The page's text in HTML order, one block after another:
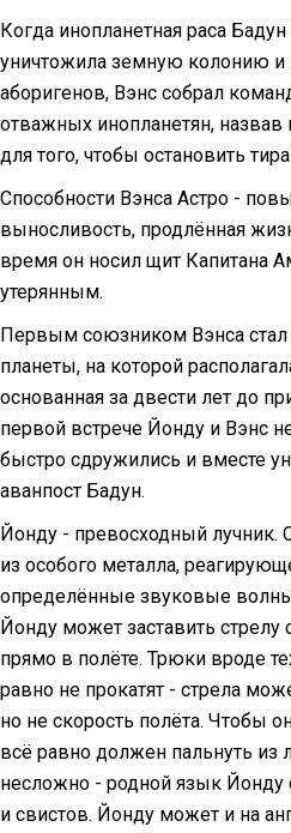
Когда инопланетная раса Бадун
уничтожила земную колонию и
аборигенов, Вэнс собрал
отважных инопланетян, назвав
для того, чтобы остановить
Способности Вэнса Астро -
выносливость, продлённая
время он носил щит Капитана
утерянным.
Первым союзником Вэнса стал
планеты, на которой
основанная за двести лет до
первой встрече Йонду и Вэнс
быстро сдружились и вместе
аванпост Бадун.
Йонду - превосходный лучник.
из особого металла,
определённые звуковые
Йонду может заставить стрелу
прямо в полёте. Трюки вроде
равно не прокатят - стрела
но не скорость полёта. Чтобы
всё равно должен пальнуть из
несложно - родной язык Йонду
и свистов. Йонду может и на